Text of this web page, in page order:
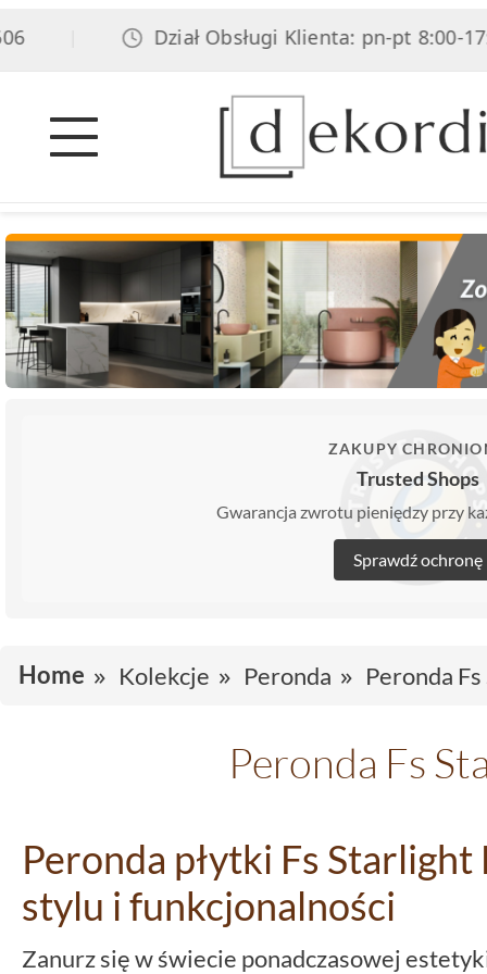
Dział Obsługi Klienta: pn-pt 8:00-
ZAKUPY
Trusted Shops
Gwarancja zwrotu pieniędzy przy
Sprawdź ochronę
Home Kolekcje Peronda Peronda
Peronda Fs
Peronda płytki Fs
stylu i funkcjonalności
Zanurz się w świecie ponadczasowej